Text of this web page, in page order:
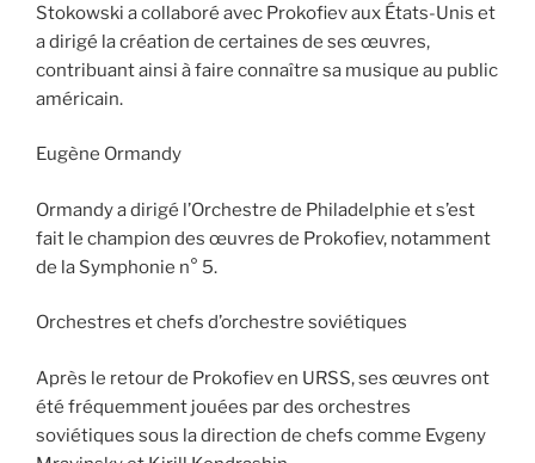
Stokowski a collaboré avec Prokofiev aux États-Unis et
a dirigé la création de certaines de ses œuvres,
contribuant ainsi à faire connaître sa musique au public
américain.
Eugène Ormandy
Ormandy a dirigé l’Orchestre de Philadelphie et s’est
fait le champion des œuvres de Prokofiev, notamment
de la Symphonie n° 5.
Orchestres et chefs d’orchestre soviétiques
Après le retour de Prokofiev en URSS, ses œuvres ont
été fréquemment jouées par des orchestres
soviétiques sous la direction de chefs comme Evgeny